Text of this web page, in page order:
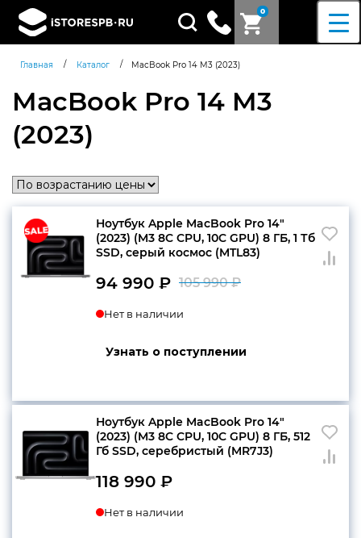
0
Поиск
товаров
Главная / Каталог / MacBook Pro 14 M3 (2023)
MacBook Pro 14 M3
(2023)
Ноутбук Apple MacBook Pro 14″
(2023) (M3 8C CPU, 10C GPU) 8 ГБ, 1 Тб
SSD, серый космос (MTL83)
105 990₽
94 990 ₽
Нет в наличии
Узнать о поступлении
Ноутбук Apple MacBook Pro 14″
(2023) (M3 8C CPU, 10C GPU) 8 ГБ, 512
Гб SSD, серебристый (MR7J3)
118 990 ₽
Нет в наличии
Согласен cполитикой
конфиденциальности
+7 812 318-40-14
(c 10:00 до 21:00, без